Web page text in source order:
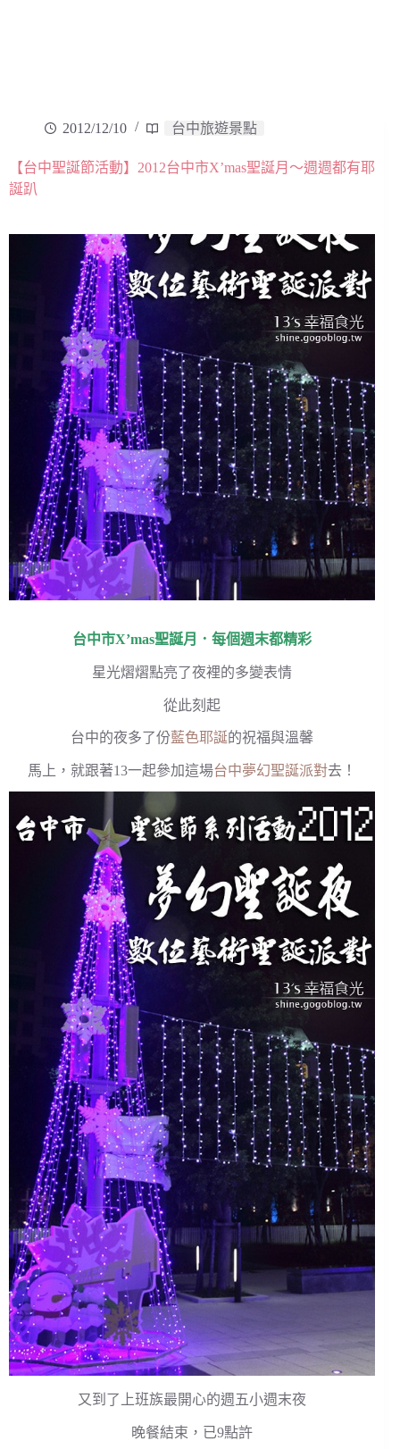
2012/12/10 台中旅遊景點
【台中聖誕節活動】2012台中市X’mas聖誕月～週週都有耶
誕趴
台中市X’mas聖誕月 ．每個週末都精彩
星光熠熠點亮了夜裡的多變表情
從此刻起
台中的夜多了份藍色耶誕的祝福與溫馨
馬上，就跟著13一起參加這場台中夢幻聖誕派對去！
又到了上班族最開心的週五小週末夜
晚餐結束，已9點許